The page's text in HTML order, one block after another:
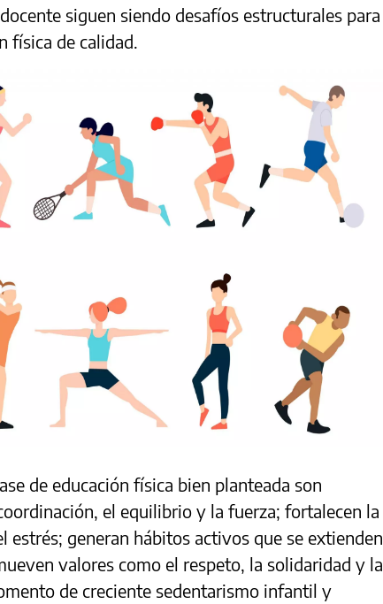
siguen siendo desafíos estructurales para
física de calidad.
de educación física bien planteada son
el equilibrio y la fuerza; fortalecen la
estrés; generan hábitos activos que se extienden
valores como el respeto, la solidaridad y la
de creciente sedentarismo infantil y